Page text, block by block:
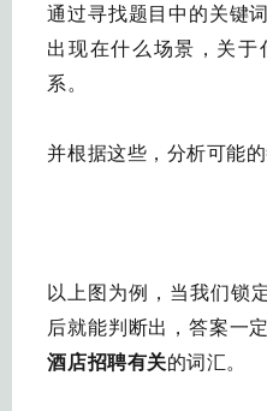
通过寻找题目中的关键
出现在什么场景，关于
系。
并根据这些，分析可能
以上图为例，当我们锁
后就能判断出，答案一
酒店招聘有关的词汇。